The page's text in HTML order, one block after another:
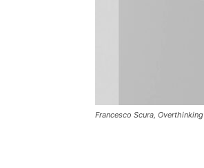
Francesco Scura, Overthinking